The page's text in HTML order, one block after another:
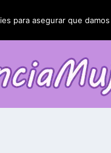
La blefaroplastia y sus
para asegurar que